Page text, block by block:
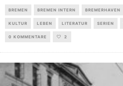
BREMEN BREMEN INTERN BREMERHAVEN
KULTUR LEBEN LITERATUR SERIEN
0 KOMMENTARE 2